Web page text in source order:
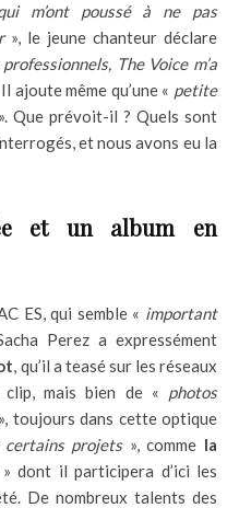
m’ont poussé à ne pas
», le jeune chanteur déclare
The Voice m’a
Il ajoute même qu’une « petite
». Que prévoit-il ? Quels sont
et nous avons eu la
et un album en
ES, qui semble « important
Perez a expressément
, qu’il a teasé sur les réseaux
clip, mais bien de « photos
toujours dans cette optique
certains projets», comme la
» dont il participera d’ici les
De nombreux talents des